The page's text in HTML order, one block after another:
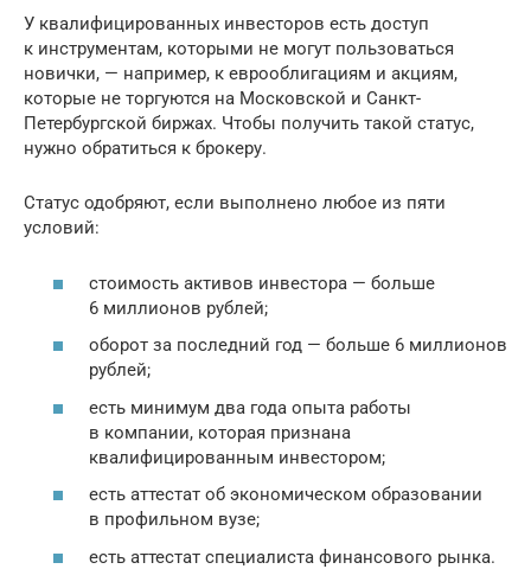
У квалифицированных инвесторов есть доступ
к инструментам, которыми не могут пользоваться
новички, — например, к еврооблигациям и акциям,
которые не торгуются на Московской и Санкт-
Петербургской биржах. Чтобы получить такой статус,
нужно обратиться к брокеру.
Статус одобряют, если выполнено любое из пяти
условий:
стоимость активов инвестора — больше
6 миллионов рублей;
оборот за последний год — больше 6 миллионов
рублей;
есть минимум два года опыта работы
в компании, которая признана
квалифицированным инвестором;
есть аттестат об экономическом образовании
в профильном вузе;
есть аттестат специалиста финансового рынка.